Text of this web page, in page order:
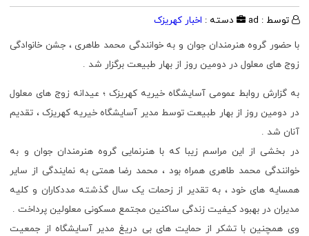
توسط : ad دسته : اخبار کهریزک
با حضور گروه هنرمندان جوان و به خوانندگی محمد طاهری ، جشن خانوادگی
زوج های معلول در دومین روز از بهار طبیعت برگزار شد .
به گزارش روابط عمومی آسایشگاه خیریه کهریزک ؛ عیدانه زوج های معلول
در دومین روز از بهار طبیعت توسط مدیر آسایشگاه خیریه کهریزک ، تقدیم
آنان شد .
در بخشی از این مراسم زیبا که با هنرنمایی گروه هنرمندان جوان و به
خوانندگی محمد طاهری همراه بود ، محمد رضا همتی به نمایندگی از سایر
همسایه های خود ، به تقدیر از زحمات یک سال گذشته مددکاران و کلیه
مدیران در بهبود کیفیت زندگی ساکنین مجتمع مسکونی معلولین پرداخت .
وی همچنین با تشکر از حمایت های بی دریغ مدیر آسایشگاه از جمعیت